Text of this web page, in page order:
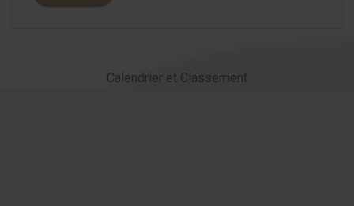
Calendrier et Classement